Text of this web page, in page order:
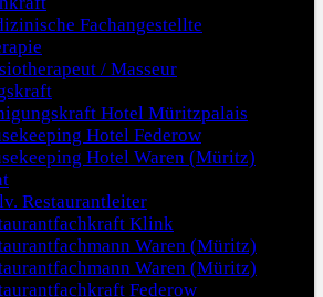
Fachangestellte
/ Masseur
Hotel Müritzpalais
Hotel Federow
Hotel Waren (Müritz)
Restaurantleiter
Klink
Waren (Müritz)
Waren (Müritz)
Federow